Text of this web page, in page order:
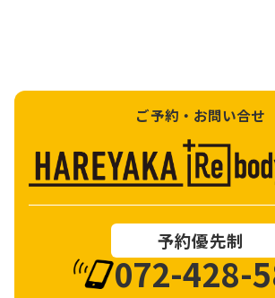
ご予約・お問い合せ
予約優先制
072-428-